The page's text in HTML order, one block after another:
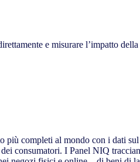
e misurare l’impatto della
più completi al mondo con i dati sul
consumatori. I Panel NIQ